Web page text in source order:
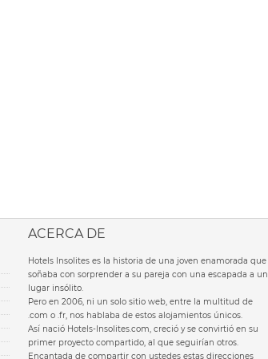
ACERCA DE
Hotels Insolites es la historia de una joven enamorada que
soñaba con sorprender a su pareja con una escapada a un
lugar insólito.
Pero en 2006, ni un solo sitio web, entre la multitud de
.com o .fr, nos hablaba de estos alojamientos únicos.
Así nació Hotels-Insolites.com, creció y se convirtió en su
primer proyecto compartido, al que seguirían otros.
Encantada de compartir con ustedes estas direcciones